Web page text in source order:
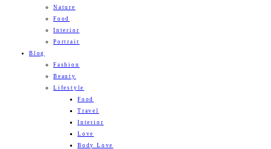
Nature
Food
Interior
Portrait
Blog
Fashion
Beauty
Lifestyle
Food
Travel
Interior
Love
Body Love